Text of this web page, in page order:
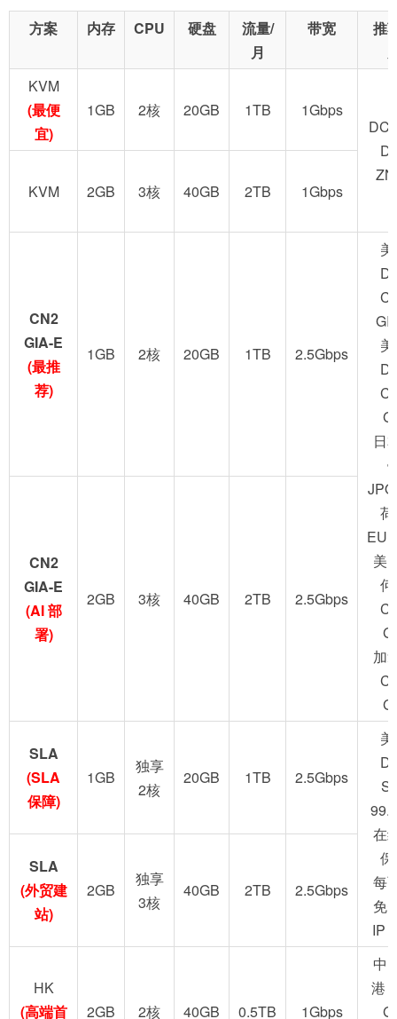
方案 内存 CPU 硬盘
流量/
月
带宽
推
KVM
(最便
宜)
1GB 2核 20GB 1TB
1Gbps
KVM
2GB 3核 40GB 2TB 1Gbps
CN2
GIA-E
(最推
荐)
1GB 2核 20GB 1TB 2.5Gbps
日
美
加
CN2
GIA-E
(AI 部
署)
2GB 3核 40GB 2TB 2.5Gbps
SLA
(SLA
保障)
1GB
独享
2核
20GB 1TB 2.5Gbps
在
每
免
IP
SLA
(外贸建
站)
2GB
独享
3核
40GB 2TB 2.5Gbps
HK
(高端首
2GB 2核 40GB 0.5TB 1Gbps
中
港